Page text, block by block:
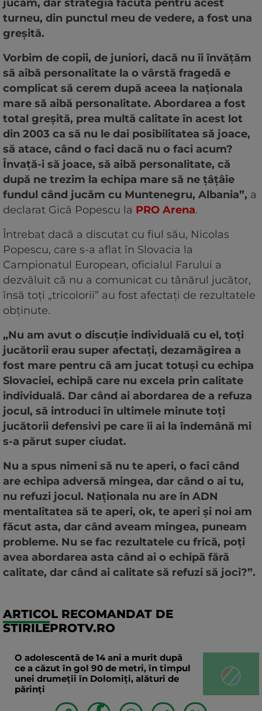
jucăm, dar strategia făcută pentru acest
turneu, din punctul meu de vedere, a fost una
greșită.
Vorbim de copii, de juniori, dacă nu îi învățăm
să aibă personalitate la o vârstă fragedă e
complicat să cerem după aceea la naționala
mare să aibă personalitate. Abordarea a fost
total greșită, prea multă calitate în acest lot
din 2003 ca să nu le dai posibilitatea să joace,
să atace, când o faci dacă nu o faci acum?
Învață-i să joace, să aibă personalitate, că
după ne trezim la echipa mare să ne țâțâie
fundul când jucăm cu Muntenegru, Albania”, a
declarat Gică Popescu la PRO Arena.
Întrebat dacă a discutat cu fiul său, Nicolas
Popescu, care s-a aflat în Slovacia la
Campionatul European, oficialul Farului a
dezvăluit că nu a comunicat cu tânărul jucător,
însă toți „tricolorii” au fost afectați de rezultatele
obținute.
„Nu am avut o discuție individuală cu el, toți
jucătorii erau super afectați, dezamăgirea a
fost mare pentru că am jucat totuși cu echipa
Slovaciei, echipă care nu excela prin calitate
individuală. Dar când ai abordarea de a refuza
jocul, să introduci în ultimele minute toți
jucătorii defensivi pe care îi ai la îndemână mi
s-a părut super ciudat.
Nu a spus nimeni să nu te aperi, o faci când
are echipa adversă mingea, dar când o ai tu,
nu refuzi jocul. Naționala nu are în ADN
mentalitatea să te aperi, ok, te aperi și noi am
făcut asta, dar când aveam mingea, puneam
probleme. Nu se fac rezultatele cu frică, poți
avea abordarea asta când ai o echipă fără
calitate, dar când ai calitate să refuzi să joci?”.
ARTICOL RECOMANDAT DE
STIRILEPROTV.RO
O adolescentă de 14 ani a murit după
ce a căzut în gol 90 de metri, în timpul
unei drumeții în Dolomiți, alături de
părinți